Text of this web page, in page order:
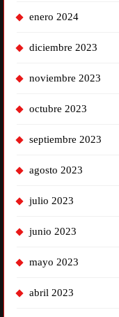
enero 2024
diciembre 2023
noviembre 2023
octubre 2023
septiembre 2023
agosto 2023
julio 2023
junio 2023
mayo 2023
abril 2023